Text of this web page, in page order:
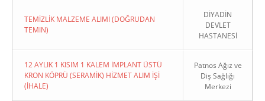
TEMİZLİK MALZEME ALIMI (DOĞRUDAN
TEMIN)
DİYADİN
DEVLET
HASTANESİ
12 AYLIK 1 KISIM 1 KALEM İMPLANT ÜSTÜ
KRON KÖPRÜ (SERAMİK) HİZMET ALIM İŞİ
(İHALE)
Patnos Ağız ve
Diş Sağlığı
Merkezi